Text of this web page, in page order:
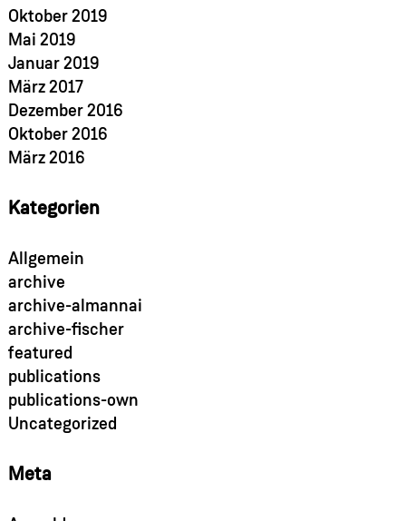
Oktober 2019
Mai 2019
Januar 2019
März 2017
Dezember 2016
Oktober 2016
März 2016
Kategorien
Allgemein
archive
archive-almannai
archive-fischer
featured
publications
publications-own
Uncategorized
Meta